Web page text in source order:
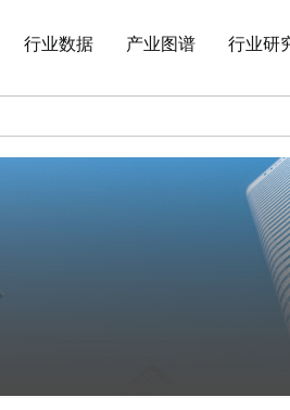
行业数据 产业图谱 行业研